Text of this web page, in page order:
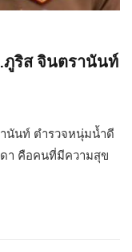
ภูริส จินตรานันท์
นันท์ ตำรวจหนุ่มน้ำดี
ดา คือคนที่มีความสุข